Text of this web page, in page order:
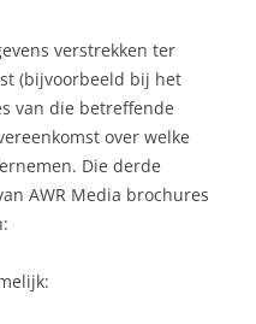
verstrekken ter
(bijvoorbeeld bij het
van die betreffende
over welke
Die derde
AWR Media brochures